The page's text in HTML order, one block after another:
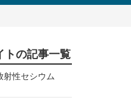
トの記事一覧
射性セシウム